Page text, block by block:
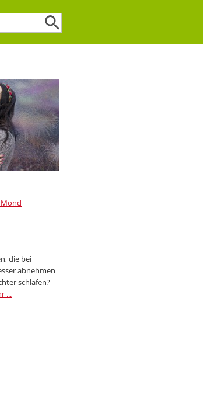
die bei
abnehmen
schlafen?
...